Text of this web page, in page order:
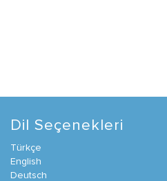
Dil Seçenekleri
Türkçe
English
Deutsch